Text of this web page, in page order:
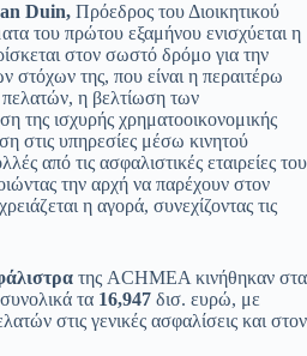
Duin, Πρόεδρος του Διοικητικού
του πρώτου εξαμήνου ενισχύεται η
στον σωστό δρόμο για την
στόχων της, που είναι η περαιτέρω
η βελτίωση των
της ισχυρής χρηματοοικονομικής
στις υπηρεσίες μέσω κινητού
από τις ασφαλιστικές εταιρείες του
την αρχή να παρέχουν στον
η αγορά, συνεχίζοντας τις
της ACHMEA κινήθηκαν στα
τα 16,947 δισ. ευρώ, με
στις γενικές ασφαλίσεις και στον